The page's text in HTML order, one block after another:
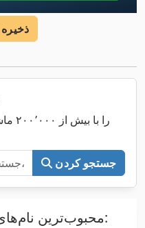
جستجو کردن
محبوب‌ترین نام‌های ماشین‌آلات را مرور کنید: